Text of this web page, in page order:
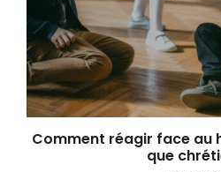
Comment réagir face au
que